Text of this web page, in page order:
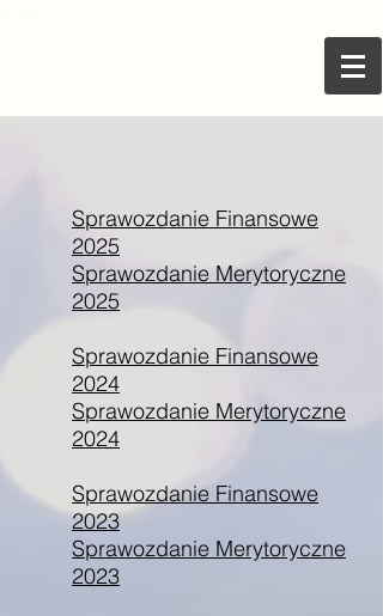
Sprawozdanie Finansowe
2025
Sprawozdanie Merytoryczne
2025
Sprawozdanie Finansowe
2024
Sprawozdanie Merytoryczne
2024
Sprawozdanie Finansowe
2023
Sprawozdanie Merytoryczne
2023